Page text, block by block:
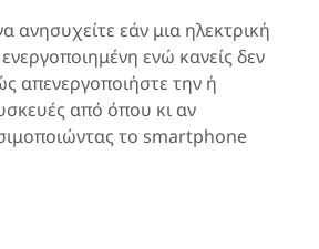
ανησυχείτε εάν μια ηλεκτρική
ενώ κανείς δεν
απενεργοποιήστε την ή
από όπου κι αν
το smartphone